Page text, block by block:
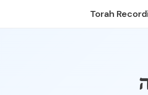
Torah